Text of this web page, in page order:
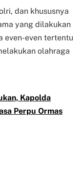
dan khususnya
yang dilakukan
even-even tertentu
olahraga
Kapolda
Perpu Ormas